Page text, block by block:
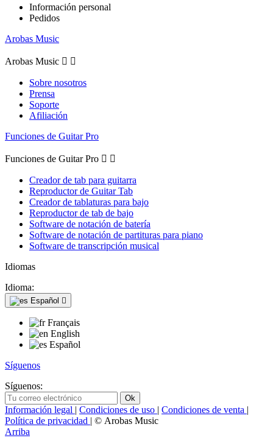
Información personal
Pedidos
Arobas Music
Arobas Music  
Sobre nosotros
Prensa
Soporte
Afiliación
Funciones de Guitar Pro
Funciones de Guitar Pro  
Creador de tab para guitarra
Reproductor de Guitar Tab
Creador de tablaturas para bajo
Reproductor de tab de bajo
Software de notación de batería
Software de notación de partituras para piano
Software de transcripción musical
Idiomas
Idioma:
Español 
Français
English
Español
Síguenos
Síguenos:
Información legal | Condiciones de uso | Condiciones de venta |
Política de privacidad | © Arobas Music
Arriba